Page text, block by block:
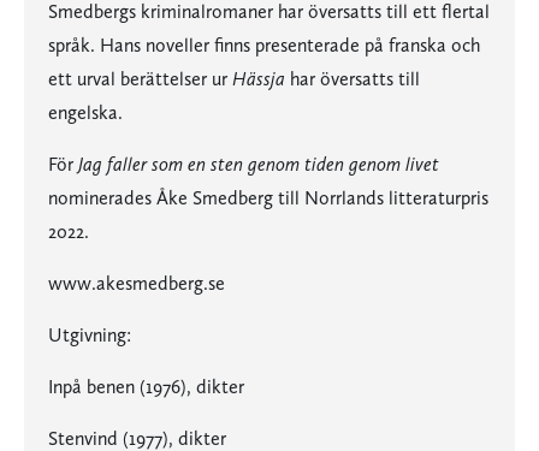
Smedbergs kriminalromaner har översatts till ett flertal
språk. Hans noveller finns presenterade på franska och
ett urval berättelser ur Hässja har översatts till
engelska.
För Jag faller som en sten genom tiden genom livet
nominerades Åke Smedberg till Norrlands litteraturpris
2022.
www.akesmedberg.se
Utgivning:
Inpå benen (1976), dikter
Stenvind (1977), dikter